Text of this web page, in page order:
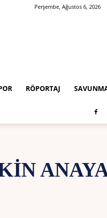
Perşembe, Ağustos 6, 2026
RÖPORTAJ